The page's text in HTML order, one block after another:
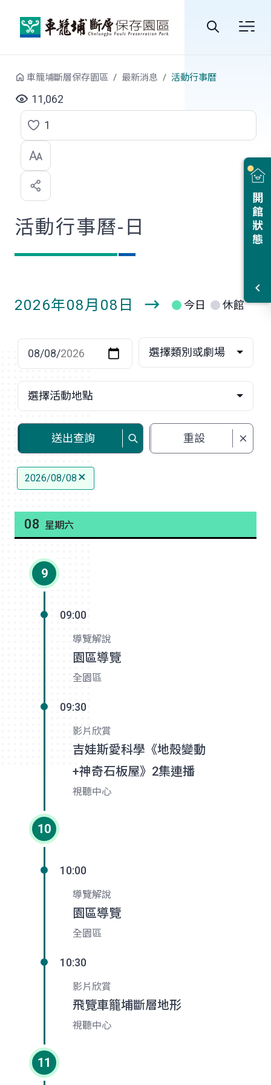
站
尋
開館狀態
車籠埔斷層保存園區 最新消息 活動行事曆
11,062
點
選
喜
歡
1
活動行事曆-日
2026年08月08日
日
今日 休館
選擇類別或劇場
選擇活動地點
送出查詢 重設
2026/08/08
08 星期六
9
09:00
導覽解說
園區導覽
全園區
09:30
影片欣賞
吉娃斯愛科學《地殼變動
+神奇石板屋》2集連播
視聽中心
10
10:00
導覽解說
園區導覽
全園區
10:30
影片欣賞
飛覽車籠埔斷層地形
視聽中心
11